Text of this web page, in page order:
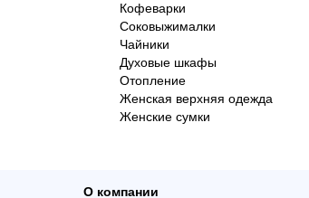
Кофеварки
Соковыжималки
Чайники
Духовые шкафы
Отопление
Женская верхняя одежда
Женские сумки
О компании